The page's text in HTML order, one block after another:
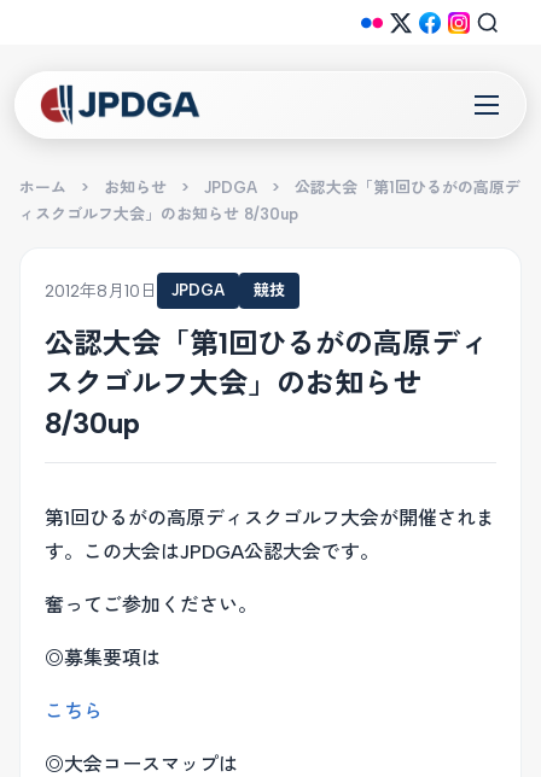
ホーム > お知らせ > JPDGA >
公認大会「第1回ひるがの高原デ
ィスクゴルフ大会」のお知らせ 8/30up
2012年8月10日 JPDGA 競技
公認大会「第1回ひるがの高原ディ
スクゴルフ大会」のお知らせ
8/30up
第1回ひるがの高原ディスクゴルフ大会が開催されま
す。この大会はJPDGA公認大会です。
奮ってご参加ください。
◎募集要項は
こちら
◎大会コースマップは